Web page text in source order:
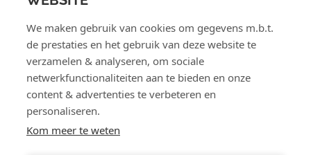
We maken gebruik van cookies om gegevens m.b.t.
de prestaties en het gebruik van deze website te
verzamelen & analyseren, om sociale
netwerkfunctionaliteiten aan te bieden en onze
content & advertenties te verbeteren en
personaliseren.
Kom meer te weten
Facebook